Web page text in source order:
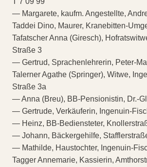
— Margarete, kaufm. Angestellte,
Taddei Dino, Maurer, Kranebitten-
Tafatscher Anna (Giresch),
Straße 3
— Gertrud, Sprachenlehrerin, Peter-
Talerner Agathe (Springer), Witwe,
Straße 3a
— Anna (Breu), BB-Pensionistin, Dr.-
— Gertrude, Verkäuferin, Ingenuin-
— Heinz, BB-Bediensteter,
— Johann, Bäckergehilfe,
— Mathilde, Haustochter, Ingenuin-
Tagger Annemarie, Kassierin,